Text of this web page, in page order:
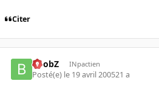
Citer
BoobZ INpactien
Posté(e) le 19 avril 200521 a